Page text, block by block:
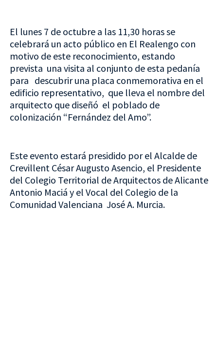
El lunes 7 de octubre a las 11,30 horas se
celebrará un acto público en El Realengo con
motivo de este reconocimiento, estando
prevista una visita al conjunto de esta pedanía
para descubrir una placa conmemorativa en el
edificio representativo, que lleva el nombre del
arquitecto que diseñó el poblado de
colonización “Fernández del Amo”.
Este evento estará presidido por el Alcalde de
Crevillent César Augusto Asencio, el Presidente
del Colegio Territorial de Arquitectos de Alicante
Antonio Maciá y el Vocal del Colegio de la
Comunidad Valenciana José A. Murcia.